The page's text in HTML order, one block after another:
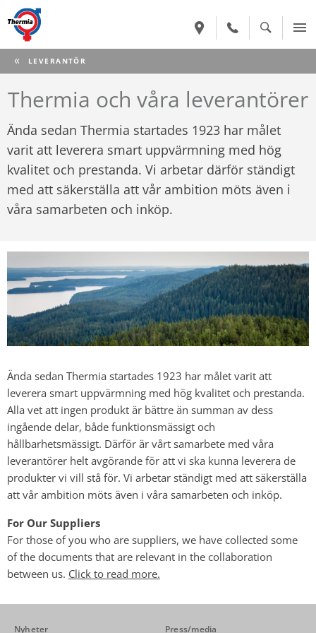
CURRENT:
LEVERANTÖR
Thermia och våra leverantörer
Ända sedan Thermia startades 1923 har målet
varit att leverera smart uppvärmning med hög
kvalitet och prestanda. Vi arbetar därför ständigt
med att säkerställa att vår ambition möts även i
våra samarbeten och inköp.
Ända sedan Thermia startades 1923 har målet varit att
leverera smart uppvärmning med hög kvalitet och prestanda.
Alla vet att ingen produkt är bättre än summan av dess
ingående delar, både funktionsmässigt och
hållbarhetsmässigt. Därför är vårt samarbete med våra
leverantörer helt avgörande för att vi ska kunna leverera de
produkter vi vill stå för. Vi arbetar ständigt med att säkerställa
att vår ambition möts även i våra samarbeten och inköp.
For Our Suppliers
For those of you who are suppliers, we have collected some
of the documents that are relevant in the collaboration
between us. Click to read more.
Nyheter Press/media